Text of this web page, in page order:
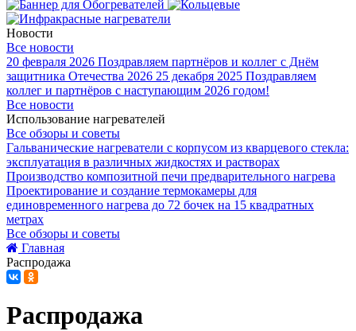
Новости
Все новости
20 февраля 2026 Поздравляем партнёров и коллег с Днём
защитника Отечества 2026 25 декабря 2025 Поздравляем
коллег и партнёров с наступающим 2026 годом!
Все новости
Использование нагревателей
Все обзоры и советы
Гальванические нагреватели с корпусом из кварцевого стекла:
эксплуатация в различных жидкостях и растворах
Производство композитной печи предварительного нагрева
Проектирование и создание термокамеры для
единовременного нагрева до 72 бочек на 15 квадратных
метрах
Все обзоры и советы
Главная
Распродажа
Распродажа